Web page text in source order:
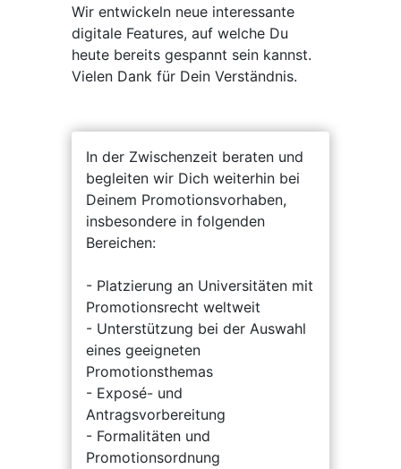
Wir entwickeln neue interessante
digitale Features, auf welche Du
heute bereits gespannt sein kannst.
Vielen Dank für Dein Verständnis.
In der Zwischenzeit beraten und
begleiten wir Dich weiterhin bei
Deinem Promotionsvorhaben,
insbesondere in folgenden
Bereichen:
- Platzierung an Universitäten mit
Promotionsrecht weltweit
- Unterstützung bei der Auswahl
eines geeigneten
Promotionsthemas
- Exposé- und
Antragsvorbereitung
- Formalitäten und
Promotionsordnung